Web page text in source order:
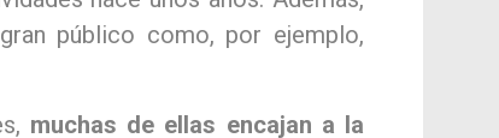
público como, por ejemplo,
muchas de ellas encajan a la